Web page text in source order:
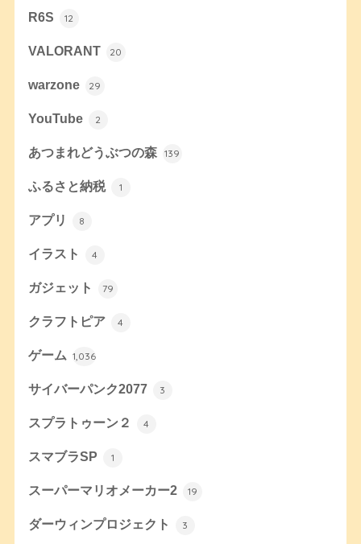
R6S 12
VALORANT 20
warzone 29
YouTube 2
あつまれどうぶつの森 139
ふるさと納税 1
アプリ 8
イラスト 4
ガジェット 79
クラフトピア 4
ゲーム 1,036
サイバーパンク2077 3
スプラトゥーン２ 4
スマブラSP 1
スーパーマリオメーカー2 19
ダーウィンプロジェクト 3